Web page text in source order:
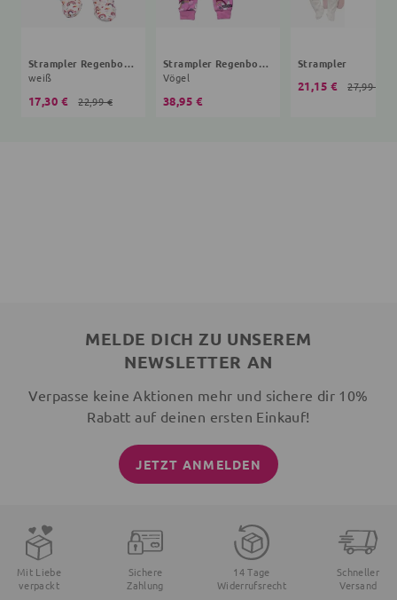
Strampler Regenbogen
weiß
17,30 € 22,99 €
Strampler Regenbogen Peace
Vögel
38,95 €
Strampler
21,15 € 27,99 €
MELDE DICH ZU UNSEREM
NEWSLETTER AN
Verpasse keine Aktionen mehr und sichere dir 10%
Rabatt auf deinen ersten Einkauf!
JETZT ANMELDEN
Mit Liebe
verpackt
Sichere
Zahlung
14 Tage
Widerrufsrecht
Schneller
Versand